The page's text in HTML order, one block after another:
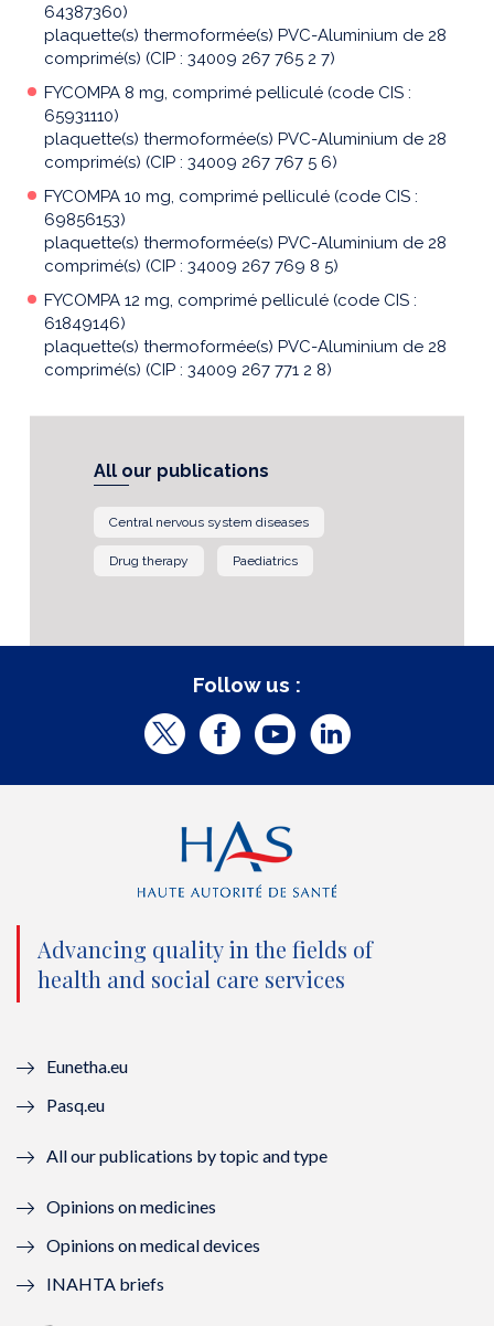
64387360)
plaquette(s) thermoformée(s) PVC-Aluminium de 28
comprimé(s) (CIP : 34009 267 765 2 7)
FYCOMPA 8 mg, comprimé pelliculé (code CIS :
65931110)
plaquette(s) thermoformée(s) PVC-Aluminium de 28
comprimé(s) (CIP : 34009 267 767 5 6)
FYCOMPA 10 mg, comprimé pelliculé (code CIS :
69856153)
plaquette(s) thermoformée(s) PVC-Aluminium de 28
comprimé(s) (CIP : 34009 267 769 8 5)
FYCOMPA 12 mg, comprimé pelliculé (code CIS :
61849146)
plaquette(s) thermoformée(s) PVC-Aluminium de 28
comprimé(s) (CIP : 34009 267 771 2 8)
All our publications
Central nervous system diseases
Drug therapy Paediatrics
Follow us :
T
t
t
e
r
u
e
l
F
c
e
b
o
o
o
e
Y
u
b
e
u
L
d
Advancing quality in the fields of
health and social care services
Eunetha.eu
Pasq.eu
All our publications by topic and type
Opinions on medicines
Opinions on medical devices
INAHTA briefs